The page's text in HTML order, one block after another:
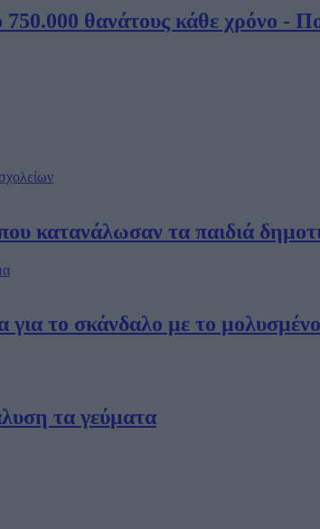
θανάτους κάθε χρόνο -
κατανάλωσαν τα παιδιά
για το σκάνδαλο με το
τα γεύματα